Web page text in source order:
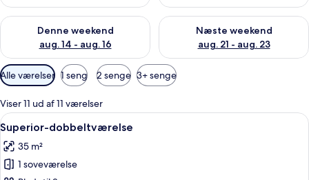
Denne weekend
aug. 14 - aug. 16
Tjek tilgængelighed for denne weekend aug. 14 - aug. 16
Næste weekend
aug. 21 - aug. 23
Tjek tilgængelighed for næste
Tilgængelige
filtre
for
værelser
Alle værelser 1 seng 2 senge 3+ senge
Viser 11 ud af 11 værelser
Indlæs
alle
billeder
af
Et badeværelse med badekar, vask,
3
Superior-dobbeltværelse
35 m²
1 soveværelse